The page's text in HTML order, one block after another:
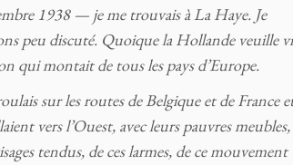
1938 — je me trouvais à La Haye. Je
peu discuté. Quoique la Hollande veuille
qui montait de tous les pays d’Europe.
sur les routes de Belgique et de France
vers l’Ouest, avec leurs pauvres meubles,
tendus, de ces larmes, de ce mouvement